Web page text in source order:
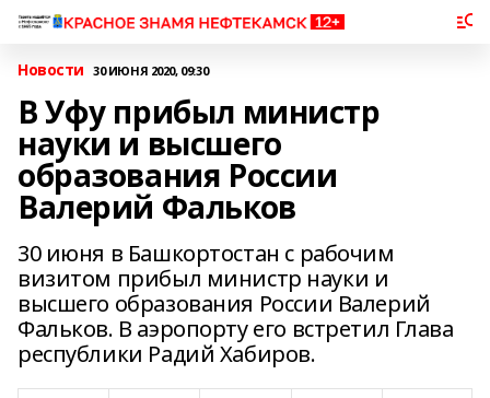
Новости 30 ИЮНЯ 2020, 09:30
В Уфу прибыл министр
науки и высшего
образования России
Валерий Фальков
30 июня в Башкортостан с рабочим
визитом прибыл министр науки и
высшего образования России Валерий
Фальков. В аэропорту его встретил Глава
республики Радий Хабиров.